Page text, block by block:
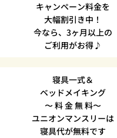
キャンペーン料金を
大幅割引き中！
今なら、3ヶ月以上の
ご利用がお得♪
寝具一式＆
ベッドメイキング
〜 料 金 無 料〜
ユニオンマンスリーは
寝具代が無料です